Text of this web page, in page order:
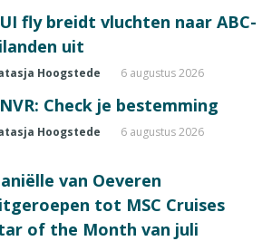
fly breidt vluchten naar ABC-
uit
Hoogstede 6 augustus 2026
Check je bestemming
Hoogstede 6 augustus 2026
van Oeveren
tot MSC Cruises
of the Month van juli